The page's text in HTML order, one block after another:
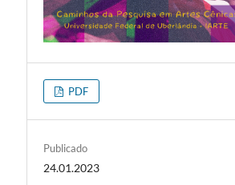
PDF
Publicado
24.01.2023